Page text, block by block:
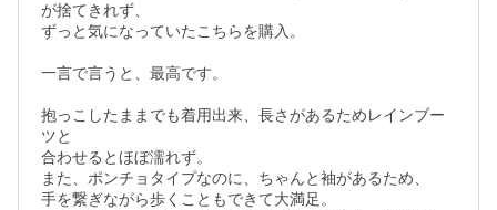
が捨てきれず、
ずっと気になっていたこちらを購入。
一言で言うと、最高です。
抱っこしたままでも着用出来、長さがあるためレインブー
ツと
合わせるとほぼ濡れず。
また、ポンチョタイプなのに、ちゃんと袖があるため、
手を繋ぎながら歩くこともできて大満足。